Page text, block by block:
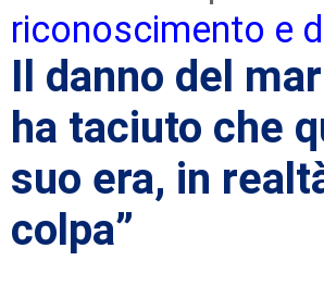
riconoscimento e
Il danno del
ha taciuto che
suo era, in
colpa”